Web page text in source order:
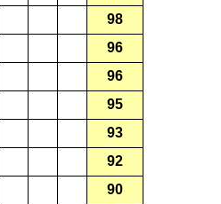
98
96
96
95
93
92
90